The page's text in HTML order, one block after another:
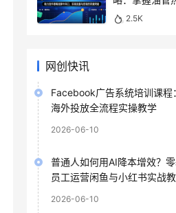
向标，实现流
突破
2.5K
网创快讯
Facebook广告系统培训课程
海外投放全流程实操教学
2026-06-10
普通人如何用AI降本增效？
员工运营闲鱼与小红书实战
2026-06-10